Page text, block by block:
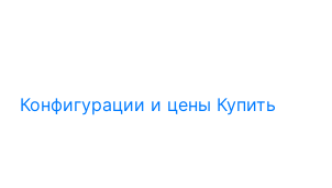
Конфигурации и цены Купить